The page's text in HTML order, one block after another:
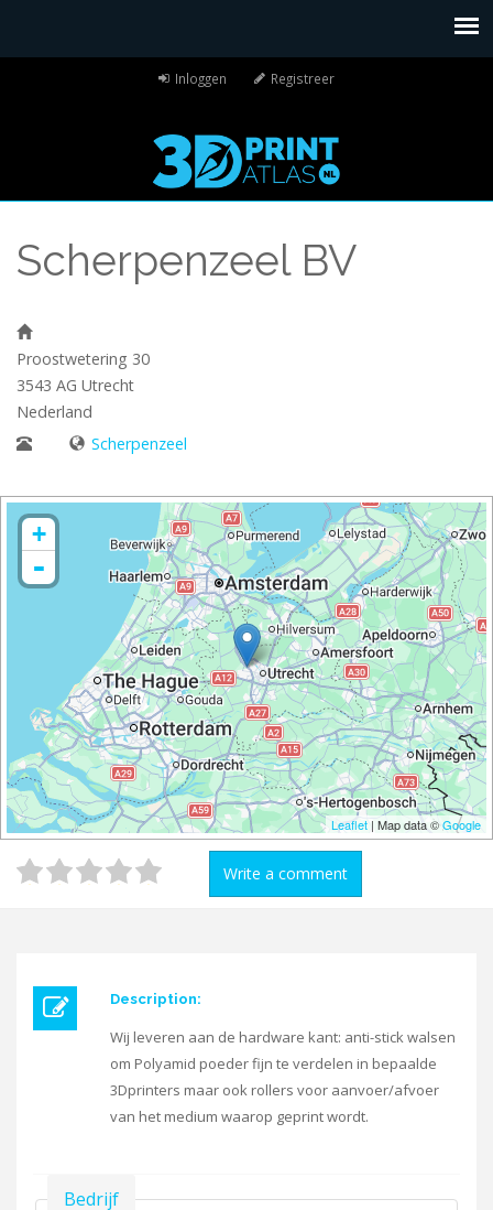
Inloggen Registreer
Scherpenzeel BV
Proostwetering 30
3543 AG Utrecht
Nederland
Scherpenzeel
+
-
Leaflet| Map data ©Google
Write a comment
Description:
Wij leveren aan de hardware kant: anti-stick walsen
om Polyamid poeder fijn te verdelen in bepaalde
3Dprinters maar ook rollers voor aanvoer/afvoer
van het medium waarop geprint wordt.
Verbergen
Bedrijf